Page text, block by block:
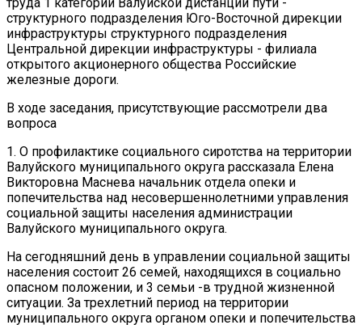
структурного подразделения Юго-Восточной дирекции
инфраструктуры структурного подразделения
Центральной дирекции инфраструктуры - филиала
открытого акционерного общества Российские
железные дороги.
В ходе заседания, присутствующие рассмотрели два
вопроса
1. О профилактике социального сиротства на территории
Валуйского муниципального округа рассказала Елена
Викторовна Маснева начальник отдела опеки и
попечительства над несовершеннолетними управления
социальной защиты населения администрации
Валуйского муниципального округа.
На сегодняшний день в управлении социальной защиты
населения состоит 26 семей, находящихся в социально
опасном положении, и 3 семьи -в трудной жизненной
ситуации. За трехлетний период на территории
муниципального округа органом опеки и попечительства